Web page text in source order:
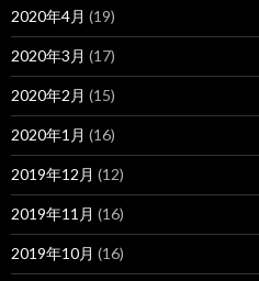
2020年4月 (19)
2020年3月 (17)
2020年2月 (15)
2020年1月 (16)
2019年12月 (12)
2019年11月 (16)
2019年10月 (16)